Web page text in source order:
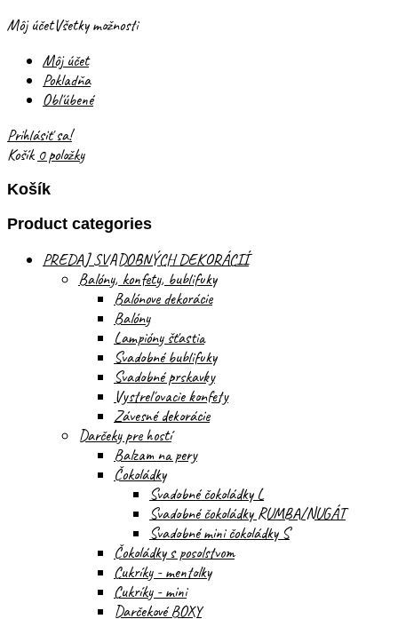
Môj účetVšetky možnosti
Môj účet
Pokladňa
Obľúbené
Prihlásiť sa!
Košík 0 položky
Košík
Product categories
PREDAJ SVADOBNÝCH DEKORÁCIÍ
Balóny, konfety, bublifuky
Balónove dekorácie
Balóny
Lampióny šťastia
Svadobné bublifuky
Svadobné prskavky
Vystreľovacie konfety
Závesné dekorácie
Darčeky pre hostí
Balzam na pery
Čokoládky
Svadobné čokoládky L
Svadobné čokoládky RUMBA/NUGÁT
Svadobné mini čokoládky S
Čokoládky s posolstvom
Cukríky - mentolky
Cukríky - mini
Darčekové BOXY